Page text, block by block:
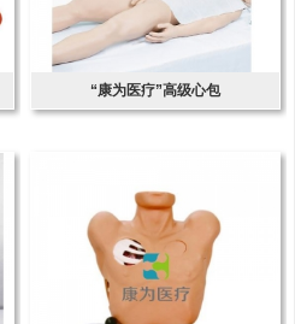
“康为医疗”高级心包